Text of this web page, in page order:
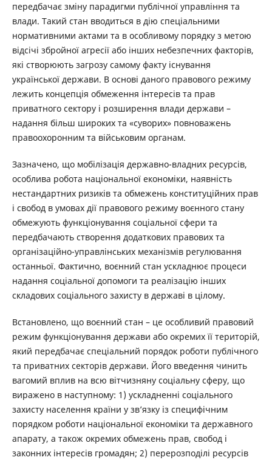
передбачає зміну парадигми публічної управління та
влади. Такий стан вводиться в дію спеціальними
нормативними актами та в особливому порядку з метою
відсічі збройної агресії або інших небезпечних факторів,
які створюють загрозу самому факту існування
української держави. В основі даного правового режиму
лежить концепція обмеження інтересів та прав
приватного сектору і розширення влади держави –
надання більш широких та «суворих» повноважень
правоохоронним та військовим органам.
Зазначено, що мобілізація державно-владних ресурсів,
особлива робота національної економіки, наявність
нестандартних ризиків та обмежень конституційних прав
і свобод в умовах дії правового режиму воєнного стану
обмежують функціонування соціальної сфери та
передбачають створення додаткових правових та
організаційно-управлінських механізмів регулювання
останньої. Фактично, воєнний стан ускладнює процеси
надання соціальної допомоги та реалізацію інших
складових соціального захисту в державі в цілому.
Встановлено, що воєнний стан – це особливий правовий
режим функціонування держави або окремих її територій,
який передбачає спеціальний порядок роботи публічного
та приватних секторів держави. Його введення чинить
вагомий вплив на всю вітчизняну соціальну сферу, що
виражено в наступному: 1) ускладненні соціального
захисту населення країни у зв’язку із специфічним
порядком роботи національної економіки та державного
апарату, а також окремих обмежень прав, свобод і
законних інтересів громадян; 2) перерозподілі ресурсів